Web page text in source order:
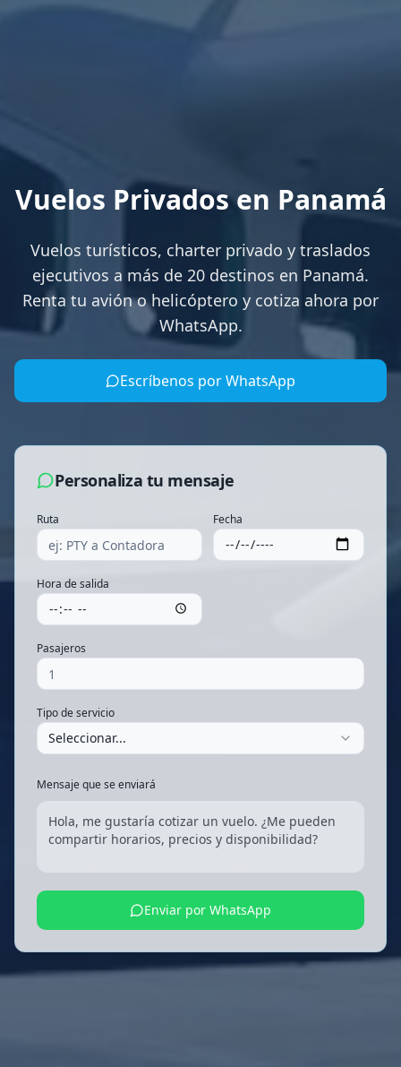
Vuelos Privados en Panamá
Vuelos turísticos, charter privado y traslados
ejecutivos a más de 20 destinos en Panamá.
Renta tu avión o helicóptero y cotiza ahora por
WhatsApp.
Escríbenos por WhatsApp
Personaliza tu mensaje
Ruta Fecha
Hora de salida
Pasajeros
Tipo de servicio
Seleccionar...
Mensaje que se enviará
Hola, me gustaría cotizar un vuelo. ¿Me pueden
compartir horarios, precios y disponibilidad?
Enviar por WhatsApp